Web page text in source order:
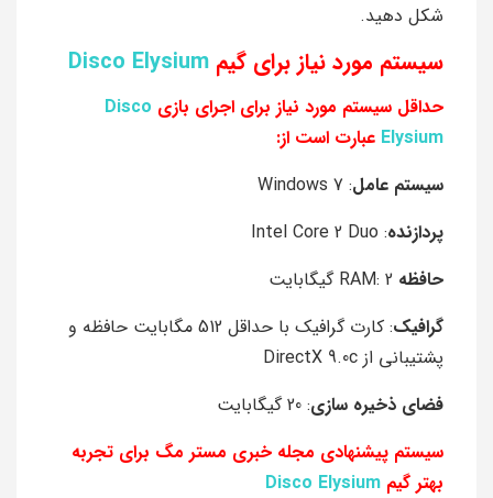
شکل دهید.
سیستم مورد نیاز برای گیم Disco Elysium
حداقل سیستم مورد نیاز برای اجرای بازی Disco
Elysium عبارت است از:
سیستم عامل: Windows 7
پردازنده: Intel Core 2 Duo
حافظه
گرافیک
: کارت گرافیک با حداقل 512 مگابایت حافظه و
پشتیبانی از DirectX 9.0c
فضای ذخیره سازی: 20 گیگابایت
سیستم پیشنهادی مجله خبری مستر مگ برای تجربه
بهتر گیم Disco Elysium